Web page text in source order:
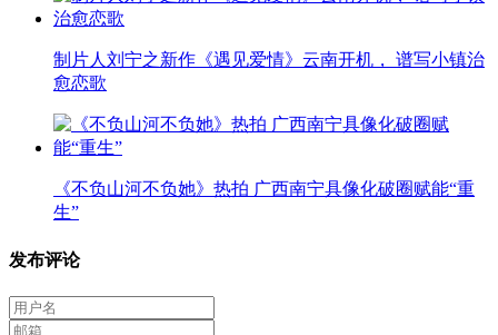
制片人刘宁之新作《遇见爱情》云南开机， 谱写小镇治
愈恋歌
《不负山河不负她》热拍 广西南宁具像化破圈赋能“重
生”
发布评论